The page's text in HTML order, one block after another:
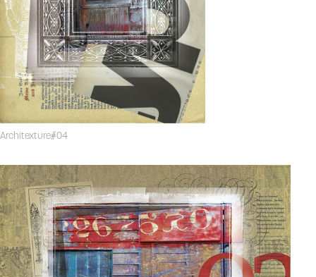
Architexture#04